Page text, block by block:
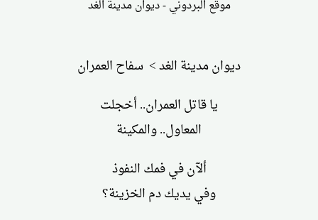
موقع البردوني - ديوان مدينة الغد
ديوان مدينة الغد > سفاح العمران
يا قاتل العمران.. أخجلت
المعاول.. والمكينة
ألآن في فمك النفوذ
وفي يديك دم الخزينة؟